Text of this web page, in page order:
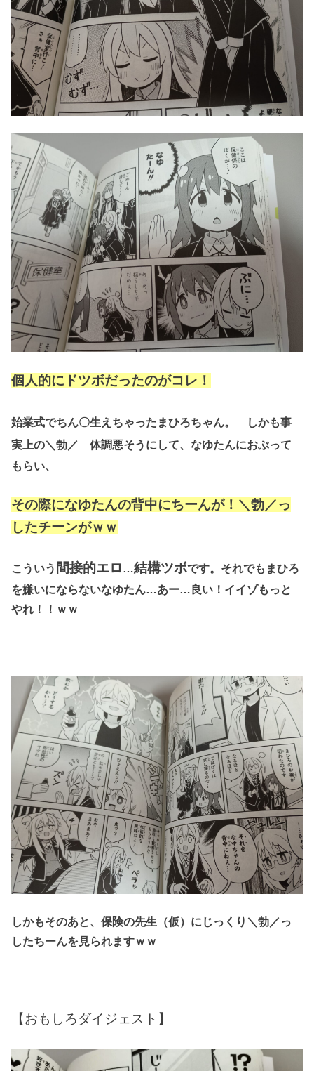
個人的にドツボだったのがコレ！
始業式でちん〇生えちゃったまひろちゃん。 しかも事
実上の＼勃／体調悪そうにして、なゆたんにおぶって
もらい、
その際になゆたんの背中にちーんが！＼勃／っ
したチーンがｗｗ
こういう 間接的エロ …結構ツボです。それでもまひろ
を嫌いにならないなゆたん…あー…良い！イイゾもっと
やれ！！ｗｗ
しかもそのあと、保険の先生（仮）にじっくり＼勃／っ
したちーんを見られますｗｗ
【おもしろダイジェスト】